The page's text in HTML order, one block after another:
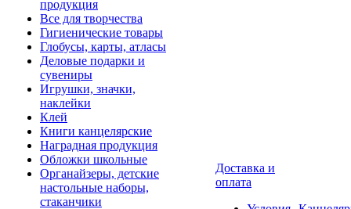
продукция
Все для творчества
Гигиенические товары
Глобусы, карты, атласы
Деловые подарки и
сувениры
Игрушки, значки,
наклейки
Клей
Книги канцелярские
Наградная продукция
Обложки школьные
Органайзеры, детские
настольные наборы,
стаканчики
Доставка и
оплата